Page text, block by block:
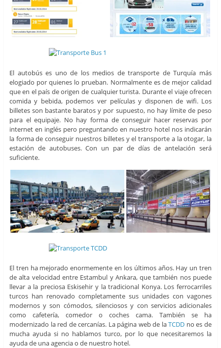
El autobús es uno de los medios de transporte de Turquía más
elogiado por quienes lo prueban. Normalmente es de mejor calidad
que en el país de origen de cualquier turista. Durante el viaje ofrecen
comida y bebida, podemos ver películas y disponen de wifi. Los
billetes son bastante baratos y por supuesto, no hay límite de peso
para el equipaje. No hay forma de conseguir hacer reservas por
internet en inglés pero preguntando en nuestro hotel nos indicarán
la forma de conseguir nuestros billetes y el transporte a la otogar, la
estación de autobuses. Con un par de días de antelación será
suficiente.
El tren ha mejorado enormemente en los últimos años. Hay un tren
de alta velocidad entre Estambul y Ankara, que también nos puede
llevar a la preciosa Eskisehir y la tradicional Konya. Los ferrocarriles
turcos han renovado completamente sus unidades con vagones
modernos y son cómodos, silenciosos y con servicios adicionales
como cafetería, comedor o coches cama. También se ha
modernizado la red de cercanías. La página web de laTCDD no es de
mucha ayuda si no hablamos turco, por lo que necesitaremos la
ayuda de una agencia o de nuestro hotel.